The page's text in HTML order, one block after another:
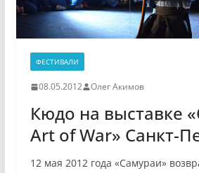
ФЕСТИВАЛИ
08.05.2012 Олег Акимов
Кюдо на выставке
Art of War» Санкт-
12 мая 2012 года «Самураи»